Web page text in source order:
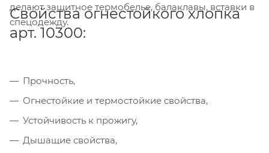
делают защитное термобелье, балаклавы, вставки в
спецодежду.
Свойства огнестойкого хлопка
арт. 10300:
Прочность,
Огнестойкие и термостойкие свойства,
Устойчивость к прожигу,
Дышащие свойства,
Компания «Торговый Дом Технический
Текстиль» использует cookie-файлы и